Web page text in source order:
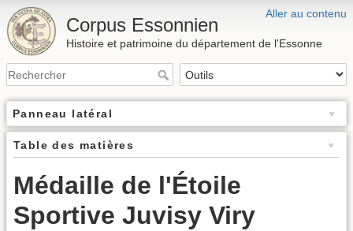
Aller au contenu
Corpus Essonnien
Histoire et patrimoine du département de l'Essonne
Panneau latéral
Table des matières
Médaille de l'Étoile
Sportive Juvisy Viry